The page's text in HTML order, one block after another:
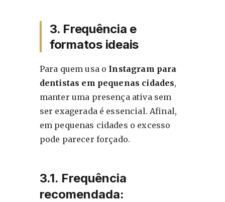
3. Frequência e
formatos ideais
Para quem usa o Instagram para
dentistas em pequenas cidades,
manter uma presença ativa sem
ser exagerada é essencial. Afinal,
em pequenas cidades o excesso
pode parecer forçado.
3.1. Frequência
recomendada: